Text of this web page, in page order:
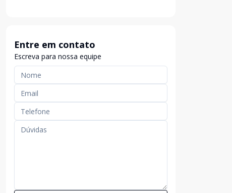
Entre em contato
Escreva para nossa equipe